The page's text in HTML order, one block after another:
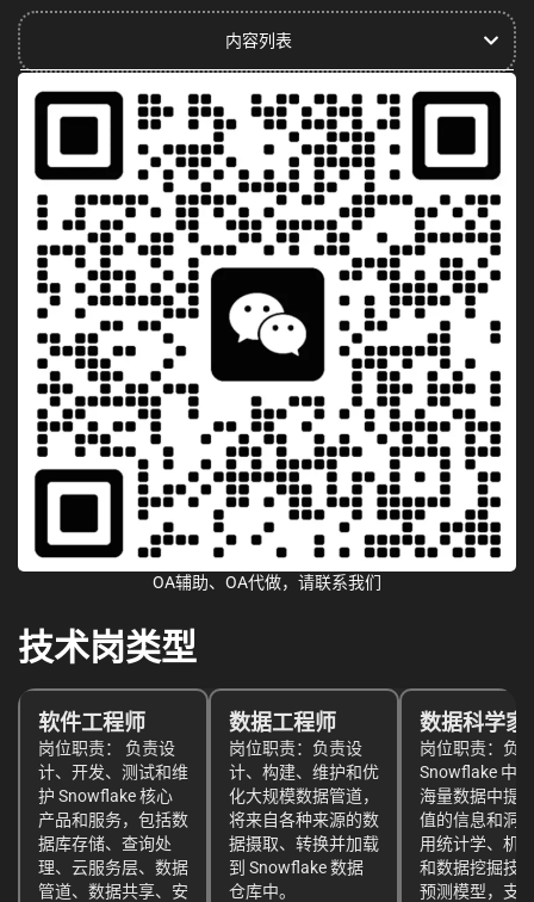
内容列表
OA辅助、OA代做，请联系我们
技术岗类型
软件工程师
岗位职责： 负责设
计、开发、测试和维
护 Snowflake 核心
产品和服务，包括数
据库存储、查询处
理、云服务层、数据
管道、数据共享、安
数据工程师
岗位职责：负责设
计、构建、维护和优
化大规模数据管道，
将来自各种来源的数
据摄取、转换并加载
到 Snowflake 数据
仓库中。
数据科学家
岗位职责：负
Snowflake 中
海量数据中提
值的信息和洞
用统计学、机
和数据挖掘技
预测模型，支